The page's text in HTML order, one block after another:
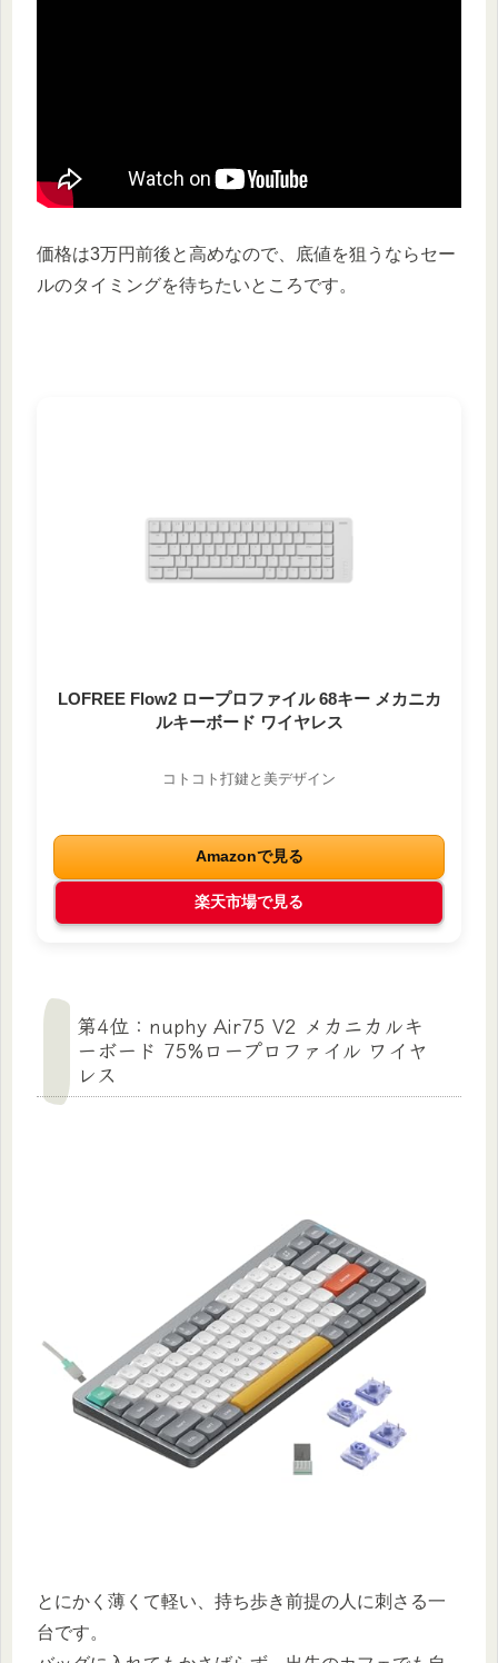
価格は3万円前後と高めなので、底値を狙うならセー
ルのタイミングを待ちたいところです。
LOFREE Flow2 ロープロファイル 68キー メカニカ
ルキーボード ワイヤレス
コトコト打鍵と美デザイン
Amazonで見る
楽天市場で見る
第4位：nuphy Air75 V2 メカニカルキ
ーボード 75%ロープロファイル ワイヤ
レス
とにかく薄くて軽い、持ち歩き前提の人に刺さる一
台です。